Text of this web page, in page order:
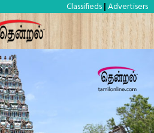
Classifieds | Advertisers